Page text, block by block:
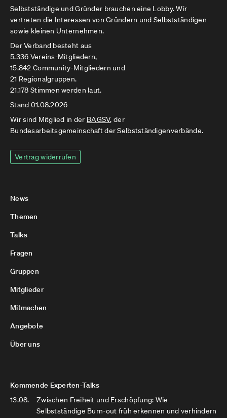
Selbstständige und Gründer brauchen eine Lobby. Wir
vertreten die Interessen von Gründern und Selbstständigen
sowie kleinen Unternehmen.
Der Verband besteht aus
5.336 Vereins-Mitgliedern,
15.842 Community-Mitgliedern und
21 Regionalgruppen.
21.178 Stimmen werden laut.
Stand 01.08.2026
Wir sind Mitglied in der BAGSV, der
Bundesarbeitsgemeinschaft der Selbstständigenverbände.
Vertrag widerrufen
News
Themen
Talks
Fragen
Gruppen
Mitglieder
Mitmachen
Angebote
Über uns
Kommende Experten-Talks
13.08.
Zwischen Freiheit und Erschöpfung: Wie
Selbstständige Burn-out früh erkennen und verhindern